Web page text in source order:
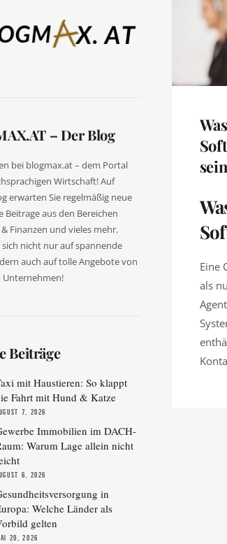
– Der Blog
bei blogmax.at – dem Portal
Wirtschaft! Auf
erwarten Sie regelmäßig neue
Beitrage aus den Bereichen
Finanzen und vieles mehr.
sich nicht nur auf spannende
auch auf tolle Angebote von
Beiträge
mit Haustieren: So klappt
Fahrt mit Hund & Katze
7, 2026
Immobilien im DACH-
Warum Lage allein nicht
6, 2026
in
Welche Länder als
gelten
20, 2026
Eine
als